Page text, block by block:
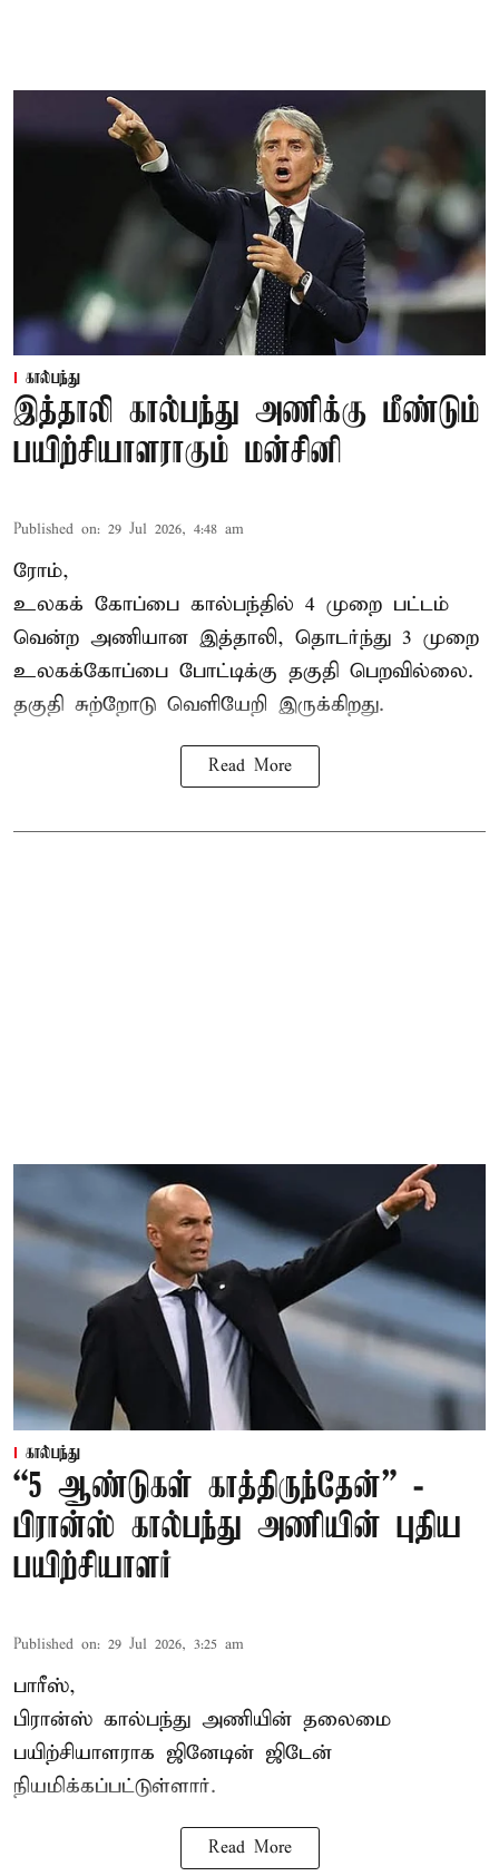
கால்பந்து
இத்தாலி கால்பந்து அணிக்கு மீண்டும்
பயிற்சியாளராகும் மன்சினி
Published on: 29 Jul 2026, 4:48 am
ரோம்,
உலகக் கோப்பை கால்பந்தில் 4 முறை பட்டம்
வென்ற அணியான இத்தாலி, தொடர்ந்து 3 முறை
உலகக்கோப்பை போட்டிக்கு தகுதி பெறவில்லை.
தகுதி சுற்றோடு வெளியேறி இருக்கிறது.
Read More
கால்பந்து
“5 ஆண்டுகள் காத்திருந்தேன்” -
பிரான்ஸ் கால்பந்து அணியின் புதிய
பயிற்சியாளர்
Published on: 29 Jul 2026, 3:25 am
பாரீஸ்,
பிரான்ஸ் கால்பந்து அணியின் தலைமை
பயிற்சியாளராக ஜினேடின் ஜிடேன்
நியமிக்கப்பட்டுள்ளார்.
Read More